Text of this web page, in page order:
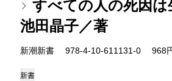
すべての人の死因
池田晶子／著
新潮新書 978-4-10-611131-0 968
新書